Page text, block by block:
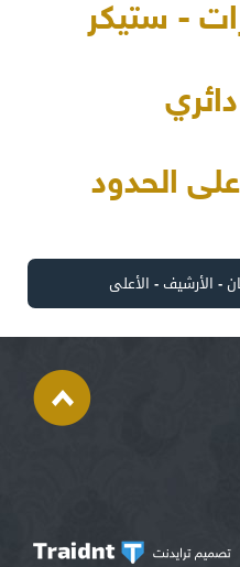
- ستيكر
الحدود
- الأرشيف- الأعلى